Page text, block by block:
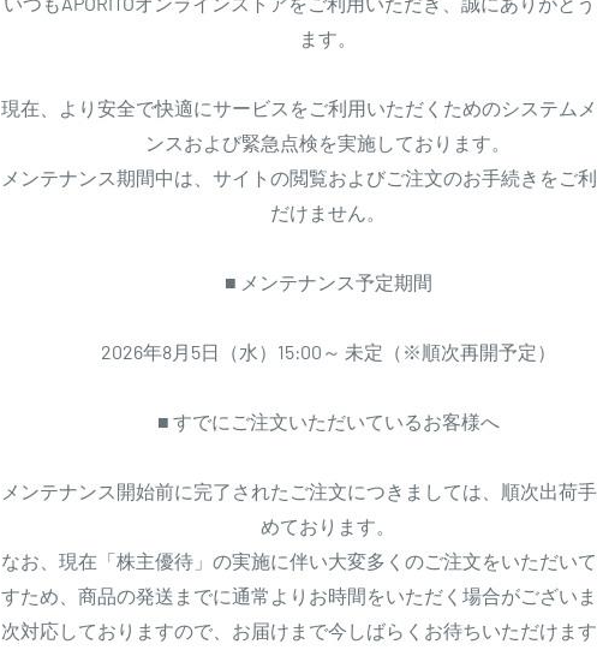
ます。
現在、より安全で快適にサービスをご利用いただくためのシステム
ンスおよび緊急点検を実施しております。
メンテナンス期間中は、サイトの閲覧およびご注文のお手続きをご
だけません。
■ メンテナンス予定期間
2026年8月5日（水）15:00～ 未定（※順次再開予定）
■ すでにご注文いただいているお客様へ
メンテナンス開始前に完了されたご注文につきましては、順次出荷
めております。
なお、現在「株主優待」の実施に伴い大変多くのご注文をいただい
すため、商品の発送までに通常よりお時間をいただく場合がござい
次対応しておりますので、お届けまで今しばらくお待ちいただけま